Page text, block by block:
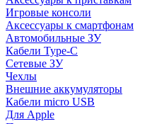
Игровые консоли
Аксессуары к смартфонам
Автомобильные ЗУ
Кабели Type-C
Сетевые ЗУ
Чехлы
Внешние аккумуляторы
Кабели micro USB
Для Apple